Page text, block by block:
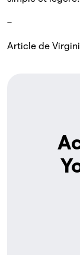
–
Article de